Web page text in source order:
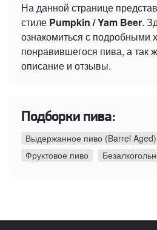
На данной странице
стиле Pumpkin / Yam Beer.
ознакомиться с подробными
понравившегося пива, а так
описание и отзывы.
Подборки пива:
Выдержанное пиво (Barrel Aged)
Фруктовое пиво